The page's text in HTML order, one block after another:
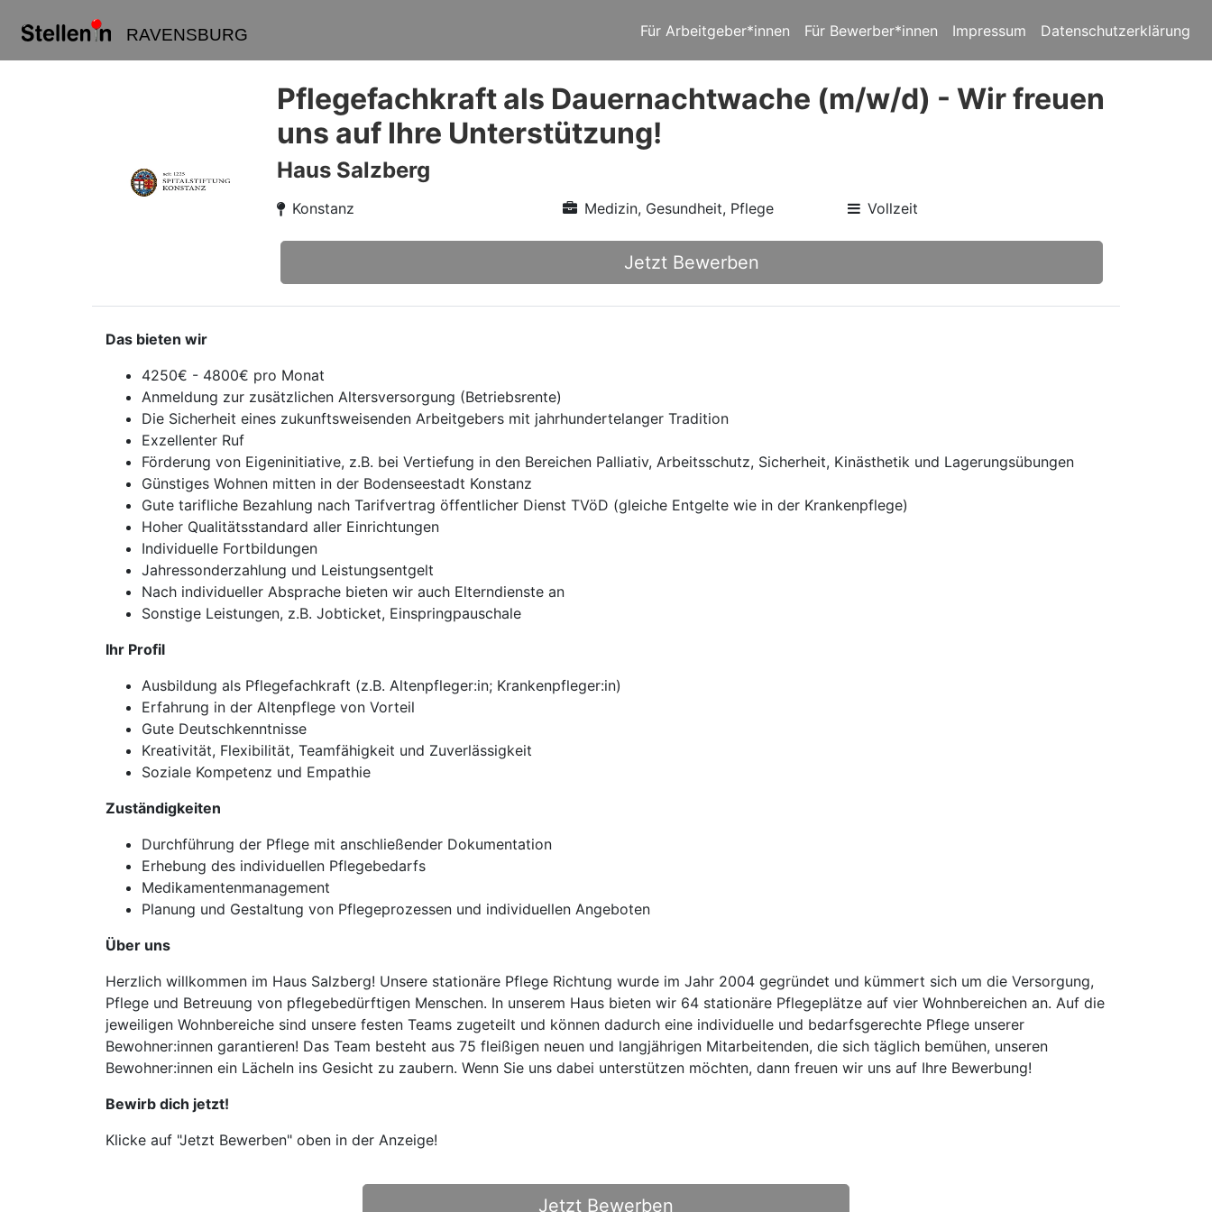
RAVENSBURG Für Arbeitgeber*innen Für Bewerber*innen Impressum Datenschutzerklärung
Pflegefachkraft als Dauernachtwache (m/w/d) - Wir freuen
uns auf Ihre Unterstützung!
Haus Salzberg
Konstanz Medizin, Gesundheit, Pflege Vollzeit
Jetzt Bewerben
Das bieten wir
4250€ - 4800€ pro Monat
Anmeldung zur zusätzlichen Altersversorgung (Betriebsrente)
Die Sicherheit eines zukunftsweisenden Arbeitgebers mit jahrhundertelanger Tradition
Exzellenter Ruf
Förderung von Eigeninitiative, z.B. bei Vertiefung in den Bereichen Palliativ, Arbeitsschutz, Sicherheit, Kinästhetik und Lagerungsübungen
Günstiges Wohnen mitten in der Bodenseestadt Konstanz
Gute tarifliche Bezahlung nach Tarifvertrag öffentlicher Dienst TVöD (gleiche Entgelte wie in der Krankenpflege)
Hoher Qualitätsstandard aller Einrichtungen
Individuelle Fortbildungen
Jahressonderzahlung und Leistungsentgelt
Nach individueller Absprache bieten wir auch Elterndienste an
Sonstige Leistungen, z.B. Jobticket, Einspringpauschale
Ihr Profil
Ausbildung als Pflegefachkraft (z.B. Altenpfleger:in; Krankenpfleger:in)
Erfahrung in der Altenpflege von Vorteil
Gute Deutschkenntnisse
Kreativität, Flexibilität, Teamfähigkeit und Zuverlässigkeit
Soziale Kompetenz und Empathie
Zuständigkeiten
Durchführung der Pflege mit anschließender Dokumentation
Erhebung des individuellen Pflegebedarfs
Medikamentenmanagement
Planung und Gestaltung von Pflegeprozessen und individuellen Angeboten
Über uns
Herzlich willkommen im Haus Salzberg! Unsere stationäre Pflege Richtung wurde im Jahr 2004 gegründet und kümmert sich um die Versorgung,
Pflege und Betreuung von pflegebedürftigen Menschen. In unserem Haus bieten wir 64 stationäre Pflegeplätze auf vier Wohnbereichen an. Auf die
jeweiligen Wohnbereiche sind unsere festen Teams zugeteilt und können dadurch eine individuelle und bedarfsgerechte Pflege unserer
Bewohner:innen garantieren! Das Team besteht aus 75 fleißigen neuen und langjährigen Mitarbeitenden, die sich täglich bemühen, unseren
Bewohner:innen ein Lächeln ins Gesicht zu zaubern. Wenn Sie uns dabei unterstützen möchten, dann freuen wir uns auf Ihre Bewerbung!
Bewirb dich jetzt!
Klicke auf "Jetzt Bewerben" oben in der Anzeige!
Jetzt Bewerben